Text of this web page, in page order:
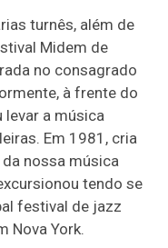
turnês, além de
Midem de
no consagrado
à frente do
levar a música
Em 1981, cria
nossa música
tendo se
festival de jazz
Nova York.